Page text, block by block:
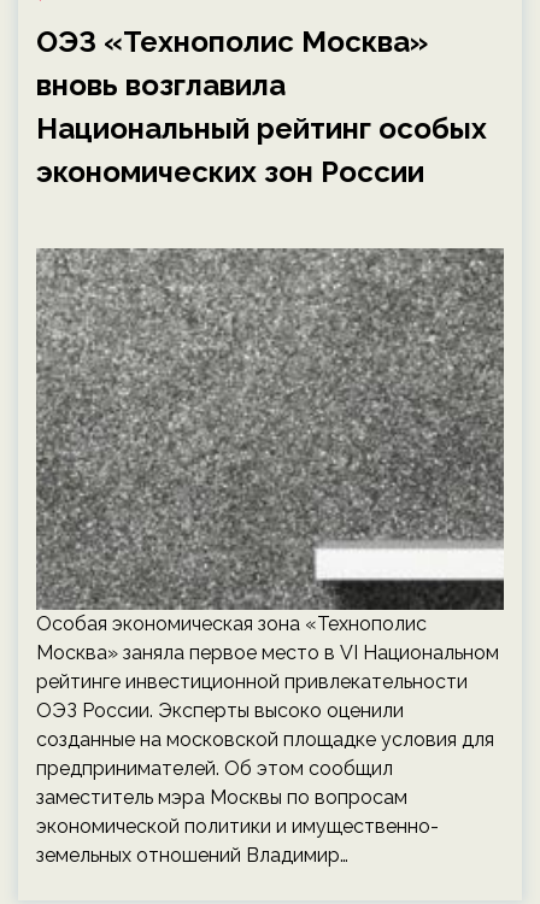
ОЭЗ «Технополис Москва»
вновь возглавила
Национальный рейтинг особых
экономических зон России
Особая экономическая зона «Технополис
Москва» заняла первое место в VI Национальном
рейтинге инвестиционной привлекательности
ОЭЗ России. Эксперты высоко оценили
созданные на московской площадке условия для
предпринимателей. Об этом сообщил
заместитель мэра Москвы по вопросам
экономической политики и имущественно-
земельных отношений Владимир…